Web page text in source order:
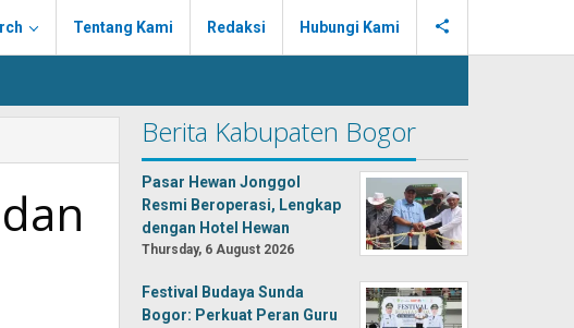
Tentang Kami Redaksi Hubungi Kami
Berita Kabupaten Bogor
Pasar Hewan Jonggol
Resmi Beroperasi, Lengkap
dengan Hotel Hewan
Thursday, 6 August 2026
Festival Budaya Sunda
Bogor: Perkuat Peran Guru